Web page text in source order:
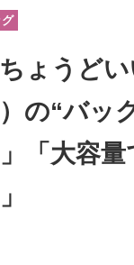
ト
ト
ちょうど
の“バッ
「大容